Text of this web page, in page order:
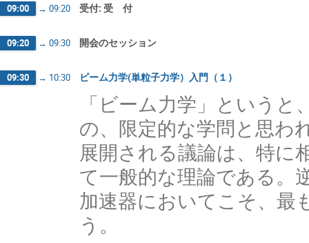
09:00 → 09:20 受付: 受 付
09:20 → 09:30 開会のセッション
09:30 → 10:30 ビーム力学(単粒子力学）入門（１）
「ビーム力学」という
の、限定的な学問と思わ
展開される議論は、特に
て一般的な理論である。
加速器においてこそ、最
う。